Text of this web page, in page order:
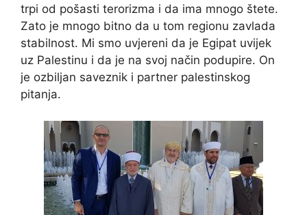
trpi od pošasti terorizma i da ima mnogo štete.
Zato je mnogo bitno da u tom regionu zavlada
stabilnost. Mi smo uvjereni da je Egipat uvijek
uz Palestinu i da je na svoj način podupire. On
je ozbiljan saveznik i partner palestinskog
pitanja.